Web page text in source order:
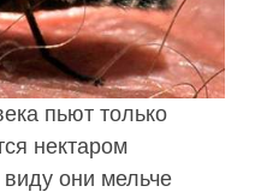
пьют только
нектаром
они мельче